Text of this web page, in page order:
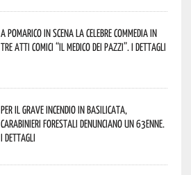
A Pomarico in scena la celebre commedia in
tre atti comici “Il medico dei pazzi”. I dettagli
Per il grave incendio in Basilicata,
Carabinieri forestali denunciano un 63enne.
I dettagli